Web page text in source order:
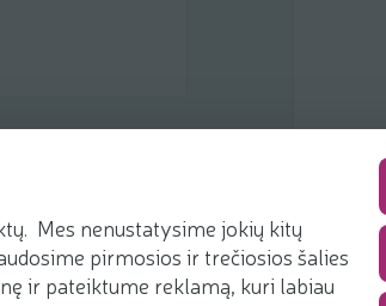
Mes nenustatysime jokių kitų
pirmosios ir trečiosios šalies
ir pateiktume reklamą, kuri labiau
Упаковка
Сумма